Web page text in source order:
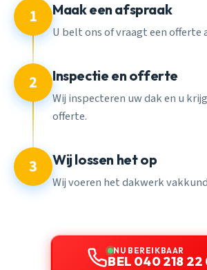
1 Maak een afspraak
U belt ons of vraagt een offerte
2 Inspectie en offerte
Wij inspecteren uw dak en u
offerte.
3 Wij lossen het op
Wij voeren het dakwerk
NU BEREIKBAAR
BEL 040 218 22